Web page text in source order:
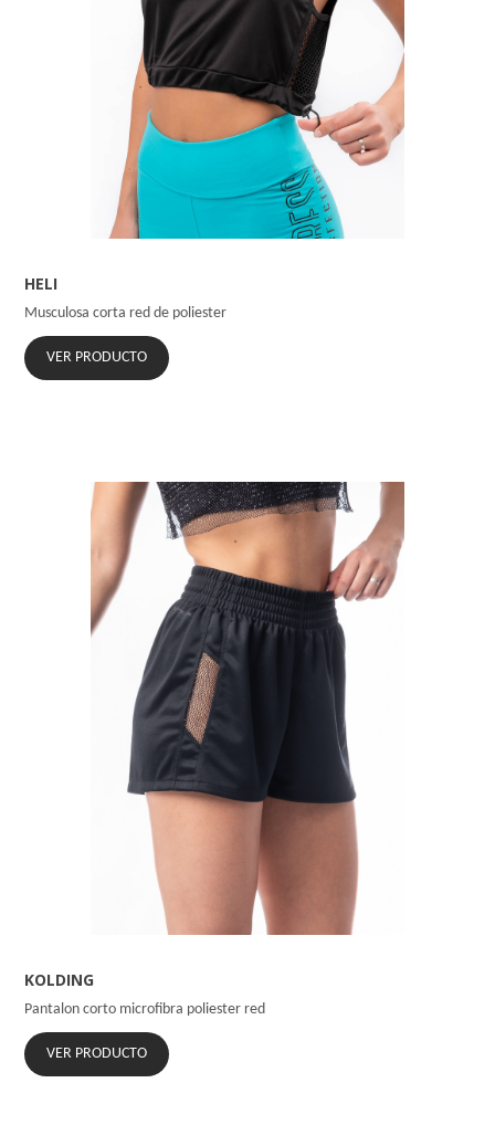
HELI
Musculosa corta red de poliester
VER PRODUCTO
KOLDING
Pantalon corto microfibra poliester red
VER PRODUCTO